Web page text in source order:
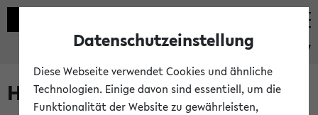
eKVV
Hilfe & Kontakt
Datenschutzeinstellung
Diese Webseite verwendet Cookies und ähnliche
Technologien. Einige davon sind essentiell, um die
Funktionalität der Website zu gewährleisten,